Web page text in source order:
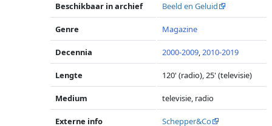
Beschikbaar in archief Beeld en Geluid
Genre Magazine
Decennia 2000-2009,2010-2019
Lengte 120' (radio), 25' (televisie)
Medium televisie, radio
Externe info Schepper&Co